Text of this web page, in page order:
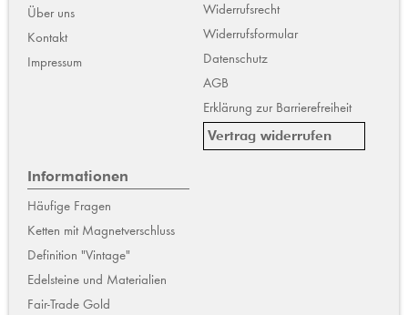
Über uns
Kontakt
Impressum
Widerrufsrecht
Widerrufsformular
Datenschutz
AGB
Erklärung zur Barrierefreiheit
Vertrag widerrufen
Informationen
Häufige Fragen
Ketten mit Magnetverschluss
Definition "Vintage"
Edelsteine und Materialien
Fair-Trade Gold